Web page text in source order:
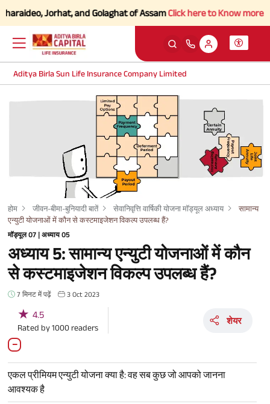
Jorhat, and Golaghat of AssamClick here to Know more.
Aditya Birla Sun Life Insurance Company Limited
होम जीवन-बीमा-बुनियादी बातें सेवानिवृत्ति वार्षिकी योजना मॉड्यूल अध्याय
सामान्य
एन्युटी योजनाओं में कौन से कस्टमाइजेशन विकल्प उपलब्ध हैं?
मॉड्यूल 07 | अध्याय 05
अध्याय 5: सामान्य एन्युटी योजनाओं में कौन
से कस्टमाइजेशन विकल्प उपलब्ध हैं?
7 मिनट में पढ़ें 3 Oct 2023
★ 4.5
Rated by 1000 readers
शेयर
एकल प्रीमियम एन्युटी योजना क्या है: वह सब कुछ जो आपको जानना
आवश्यक है